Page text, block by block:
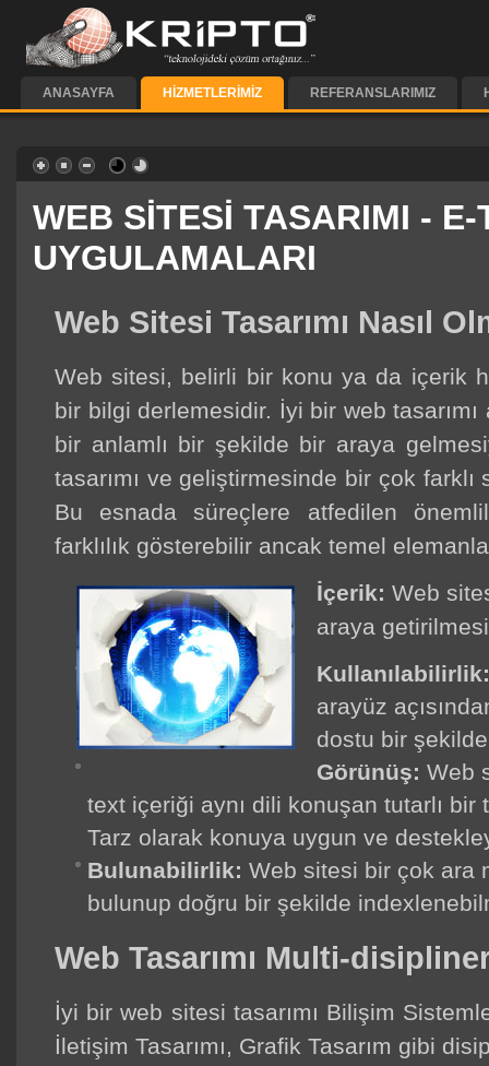
ANASAYFA HIZMETLERIMIZ REFERANSLARIMIZ
WEB SİTESİ TASARIMI - E-
UYGULAMALARI
Web Sitesi Tasarımı Nasıl
Web sitesi, belirli bir konu ya da içerik
bir bilgi derlemesidir. İyi bir web tasarımı
bir anlamlı bir şekilde bir araya
tasarımı ve geliştirmesinde bir çok farklı
Bu esnada süreçlere atfedilen
farklılık gösterebilir ancak temel
İçerik: Web
araya
Kullanılabilirlik:
arayüz
dostu bir
Görünüş: Web
text içeriği aynı dili konuşan tutarlı bir
Tarz olarak konuya uygun ve
Bulunabilirlik: Web sitesi bir çok ara
bulunup doğru bir şekilde
Web Tasarımı Multi-
İyi bir web sitesi tasarımı Bilişim
İletişim Tasarımı, Grafik Tasarım gibi